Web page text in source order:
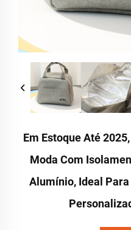
Em Estoque Até
Moda Com
Alumínio, Ideal